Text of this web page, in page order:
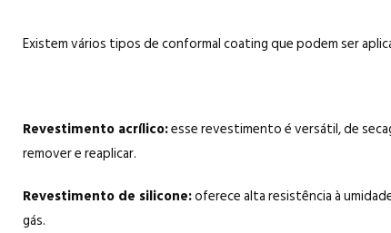
Existem vários tipos de conformal coating que podem ser
Revestimento acrílico:esse revestimento é versátil, de
remover e reaplicar.
Revestimento de silicone:oferece alta resistência à
gás.